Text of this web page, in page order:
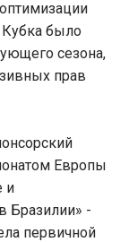
Кубка было
сезона,
прав
Европы
и
Бразилии» -
первичной